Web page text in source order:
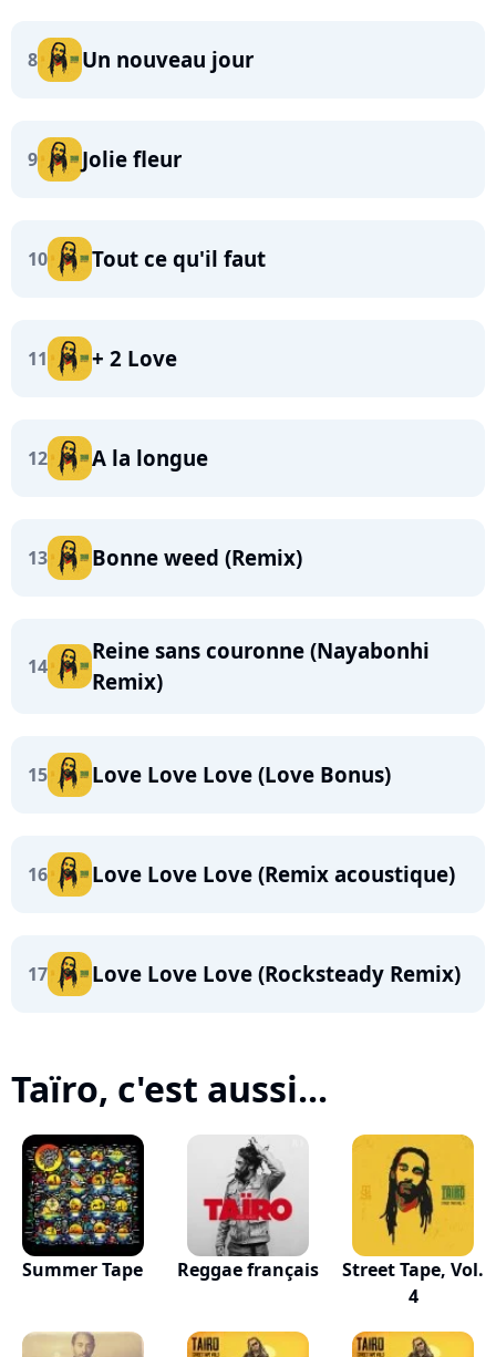
8 Un nouveau jour
9 Jolie fleur
10 Tout ce qu'il faut
11 + 2 Love
12 A la longue
13 Bonne weed (Remix)
14
Reine sans couronne (Nayabonhi
Remix)
15 Love Love Love (Love Bonus)
16 Love Love Love (Remix acoustique)
17 Love Love Love (Rocksteady Remix)
Taïro, c'est aussi...
Summer Tape Reggae français
Street Tape, Vol.
4